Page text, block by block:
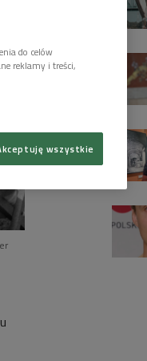
do celów
reklamy i treści,
wszystkie